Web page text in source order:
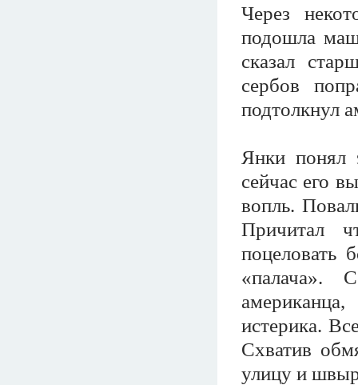
Через
подошла
сказал
сербов
подтолкнул
Янки понял
сейчас его
вопль.
Причитал
поцеловать
«палача».
истерика.
Схватив
улицу и